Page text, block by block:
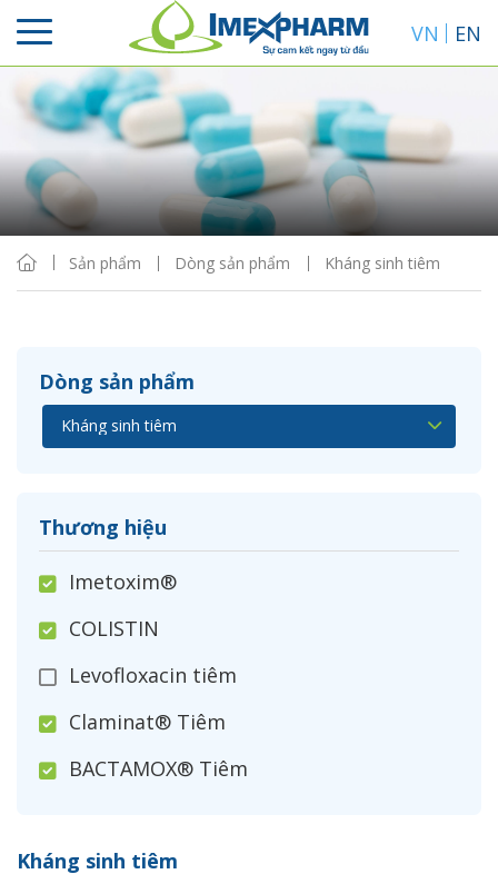
VN EN
Sản phẩm Dòng sản phẩm Kháng sinh tiêm
Dòng sản phẩm
Thương hiệu
Imetoxim®
COLISTIN
Levofloxacin tiêm
Claminat® Tiêm
BACTAMOX® Tiêm
Ceftizoxim®
Kháng sinh tiêm
Sắp xếp
Hiển thị